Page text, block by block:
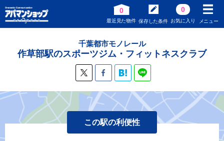
0
最近見た物件 保存した条件
0
お気に入り メニュー
千葉都市モノレール
作草部駅のスポーツジム・フィットネスクラブ
この駅の利便性